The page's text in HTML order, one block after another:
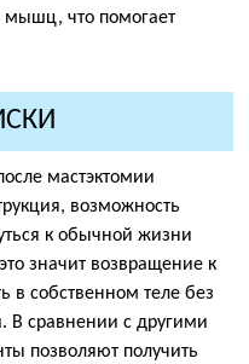
мышц, что помогает
мастэктомии
возможность
к обычной жизни
значит возвращение к
в собственном теле без
В сравнении с другими
позволяют получить